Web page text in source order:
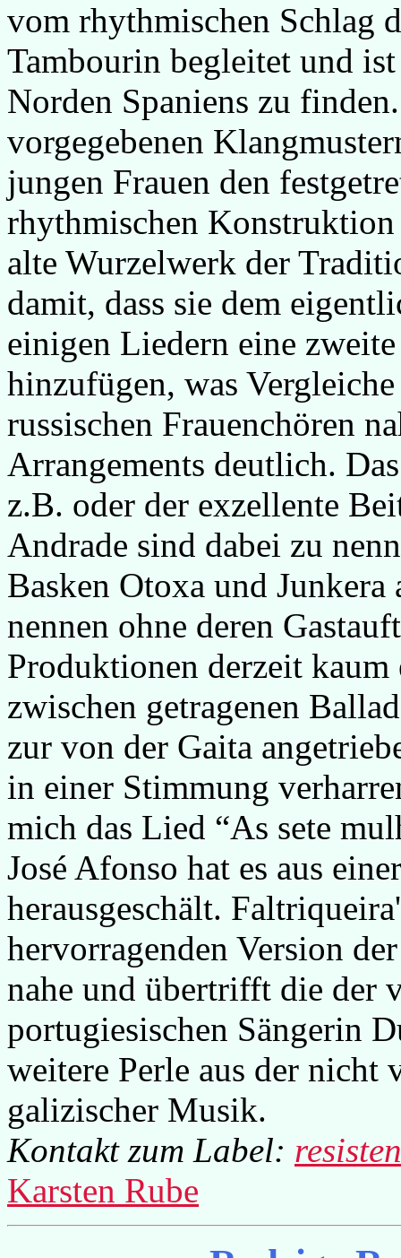
vom rhythmischen Schlag
Tambourin begleitet und
Norden Spaniens zu
vorgegebenen
jungen Frauen den
rhythmischen
alte Wurzelwerk der
damit, dass sie dem
einigen Liedern eine
hinzufügen, was
russischen Frauenchören
Arrangements deutlich.
z.B. oder der exzellente
Andrade sind dabei zu
Basken Otoxa und
nennen ohne deren
Produktionen derzeit kaum
zwischen getragenen
zur von der Gaita
in einer Stimmung
mich das Lied “As sete
José Afonso hat es aus
herausgeschält.
hervorragenden Version
nahe und übertrifft die der
portugiesischen Sängerin
weitere Perle aus der nicht
galizischer Musik.
Kontakt zum Label:
Karsten Rube